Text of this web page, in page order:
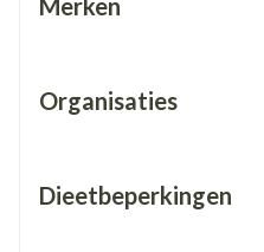
Merken
Organisaties
Dieetbeperkingen